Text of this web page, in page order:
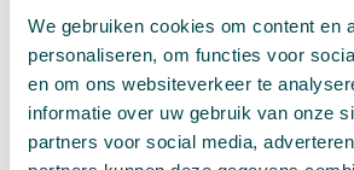
We gebruiken cookies om content en
personaliseren, om functies voor
en om ons websiteverkeer te
informatie over uw gebruik van onze
partners voor social media,
Aantal: A4
aantal
Kies je opties